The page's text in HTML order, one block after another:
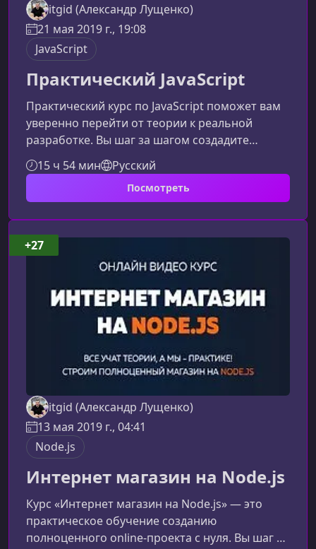
itgid (Александр Лущенко)
21 мая 2019 г., 19:08
JavaScript
Практический JavaScript
Практический курс по JavaScript поможет вам
уверенно перейти от теории к реальной
разработке. Вы шаг за шагом создадите
полноценную систему регистрации и
авторизации пользователей на нативном
JavaScript ES6 с валидацией форм, работой с
DOM, AJAX и cookies — то есть освоите
ключевые навыки фронтенд‑разработчика на
практике.Что представляет собой курсВ
процессе обучения вы последовательно
разберёте основы JavaScript и сразу
примените их в реальн
15 ч 54 мин Русский
Посмотреть
itgid (Александр Лущенко)
13 мая 2019 г., 04:41
Node.js
Интернет магазин на Node.js
Курс «Интернет магазин на Node.js» — это
практическое обучение созданию
полноценного online‑проекта с нуля. Вы шаг за
+27